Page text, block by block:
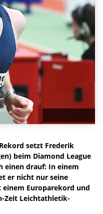
setzt Frederik
beim Diamond League
einen drauf: In einem
er nicht nur seine
Europarekord und
Zeit Leichtathletik-